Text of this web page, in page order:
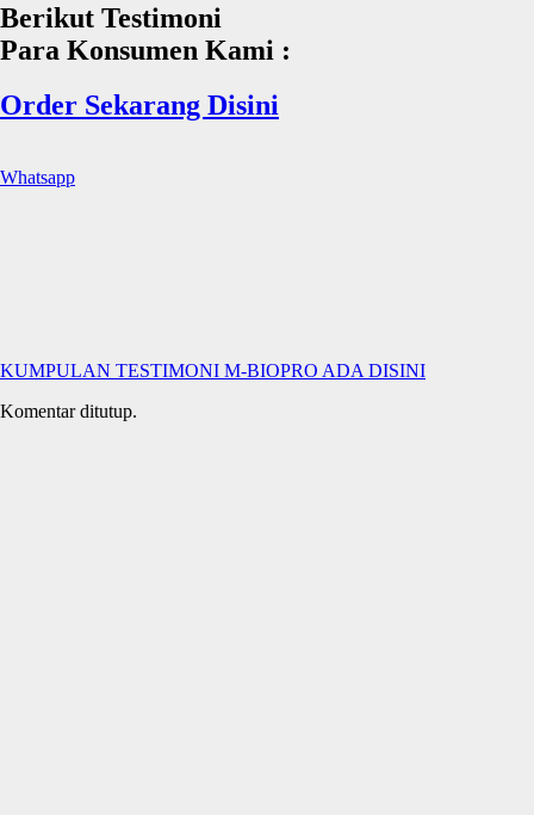
Berikut Testimoni
Para Konsumen Kami :
Order Sekarang Disini
Whatsapp
KUMPULAN TESTIMONI M-BIOPRO ADA DISINI
Komentar ditutup.